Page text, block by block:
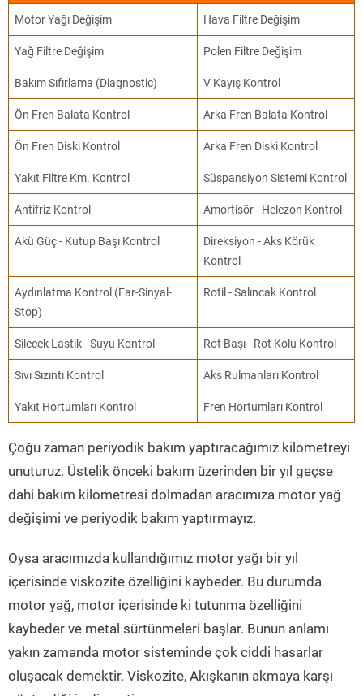
Motor Yağı Değişim Hava Filtre Değişim
Yağ Filtre Değişim Polen Filtre Değişim
Bakım Sıfırlama (Diagnostic) V Kayış Kontrol
Ön Fren Balata Kontrol Arka Fren Balata Kontrol
Ön Fren Diski Kontrol Arka Fren Diski Kontrol
Yakıt Filtre Km. Kontrol Süspansiyon Sistemi Kontrol
Antifriz Kontrol Amortisör - Helezon Kontrol
Akü Güç - Kutup Başı Kontrol
Direksiyon - Aks Körük
Kontrol
Aydınlatma Kontrol (Far-Sinyal-
Stop)
Rotil - Salıncak Kontrol
Silecek Lastik - Suyu Kontrol Rot Başı - Rot Kolu Kontrol
Sıvı Sızıntı Kontrol Aks Rulmanları Kontrol
Yakıt Hortumları Kontrol Fren Hortumları Kontrol
Çoğu zaman periyodik bakım yaptıracağımız kilometreyi
unuturuz. Üstelik önceki bakım üzerinden bir yıl geçse
dahi bakım kilometresi dolmadan aracımıza motor yağ
değişimi ve periyodik bakım yaptırmayız.
Oysa aracımızda kullandığımız motor yağı bir yıl
içerisinde viskozite özelliğini kaybeder. Bu durumda
motor yağ, motor içerisinde ki tutunma özelliğini
kaybeder ve metal sürtünmeleri başlar. Bunun anlamı
yakın zamanda motor sisteminde çok ciddi hasarlar
oluşacak demektir. Viskozite, Akışkanın akmaya karşı